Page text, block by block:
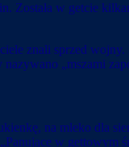
Została w getcie
znali sprzed
„mszami
na mleko dla
w gettowym